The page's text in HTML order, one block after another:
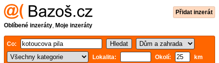
Přidat inzerát
Oblíbené inzeráty, Moje inzeráty
Co:
Lokalita:
Okolí:
km